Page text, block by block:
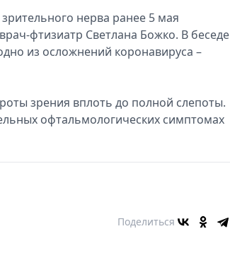
нерва ранее 5 мая
фтизиатр Светлана Божко. В беседе
из осложнений коронавируса –
зрения вплоть до полной слепоты.
офтальмологических симптомах
Поделиться